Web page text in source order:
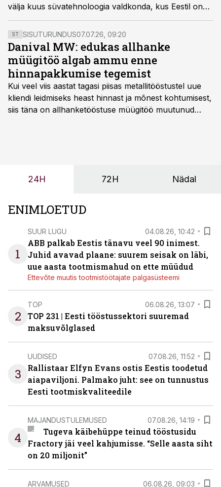
välja kuus süvatehnoloogia valdkonda, kus Eestil on
suurim potentsiaal nii teadus- ja arendustegevuses kui
ka tootmises.
ST SISUTURUNDUS07.07.26, 09:20
Danival MW: edukas allhanke
müügitöö algab ammu enne
hinnapakkumise tegemist
Kui veel viis aastat tagasi piisas metallitööstustel uue
kliendi leidmiseks heast hinnast ja mõnest kohtumisest,
siis täna on allhanketööstuse müügitöö muutunud
24H 72H Nädal
ENIMLOETUD
1
SUUR LUGU 04.08.26, 10:42
ABB palkab Eestis tänavu veel 90 inimest.
Juhid avavad plaane: suurem seisak on läbi,
uue aasta tootmismahud on ette müüdud
Ettevõte muutis tootmistöötajate palgasüsteemi
2
TOP 06.08.26, 13:07
TOP 231 | Eesti tööstussektori suuremad
maksuvõlglased
3
UUDISED 07.08.26, 11:52
Rallistaar Elfyn Evans ostis Eestis toodetud
aiapaviljoni. Palmako juht: see on tunnustus
Eesti tootmiskvaliteedile
4
MAJANDUSTULEMUSED 07.08.26, 14:19
Tugeva käibehüppe teinud tööstusidu
Fractory jäi veel kahjumisse. “Selle aasta siht
on 20 miljonit”
ARVAMUSED 06.08.26, 09:03